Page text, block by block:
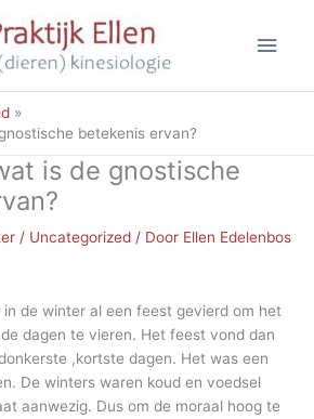
betekenis ervan?
is de gnostische
/ Uncategorized / Door Ellen Edelenbos
de winter al een feest gevierd om het
dagen te vieren. Het feest vond dan
,kortste dagen. Het was een
De winters waren koud en voedsel
aanwezig. Dus om de moraal hoog te